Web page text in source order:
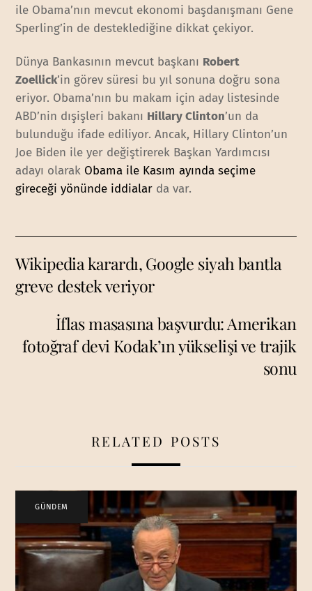
ile Obama’nın mevcut ekonomi başdanışmanı Gene
Sperling’in de desteklediğine dikkat çekiyor.
Dünya Bankasının mevcut başkanı Robert
Zoellick’in görev süresi bu yıl sonuna doğru sona
eriyor. Obama’nın bu makam için aday listesinde
ABD’nin dışişleri bakanı Hillary Clinton’un da
bulunduğu ifade ediliyor. Ancak, Hillary Clinton’un
Joe Biden ile yer değiştirerek Başkan Yardımcısı
adayı olarak Obama ile Kasım ayında seçime
gireceği yönünde iddialar da var.
Wikipedia karardı, Google siyah bantla
greve destek veriyor
İflas masasına başvurdu: Amerikan
fotoğraf devi Kodak’ın yükselişi ve trajik
sonu
RELATED POSTS
GÜNDEM